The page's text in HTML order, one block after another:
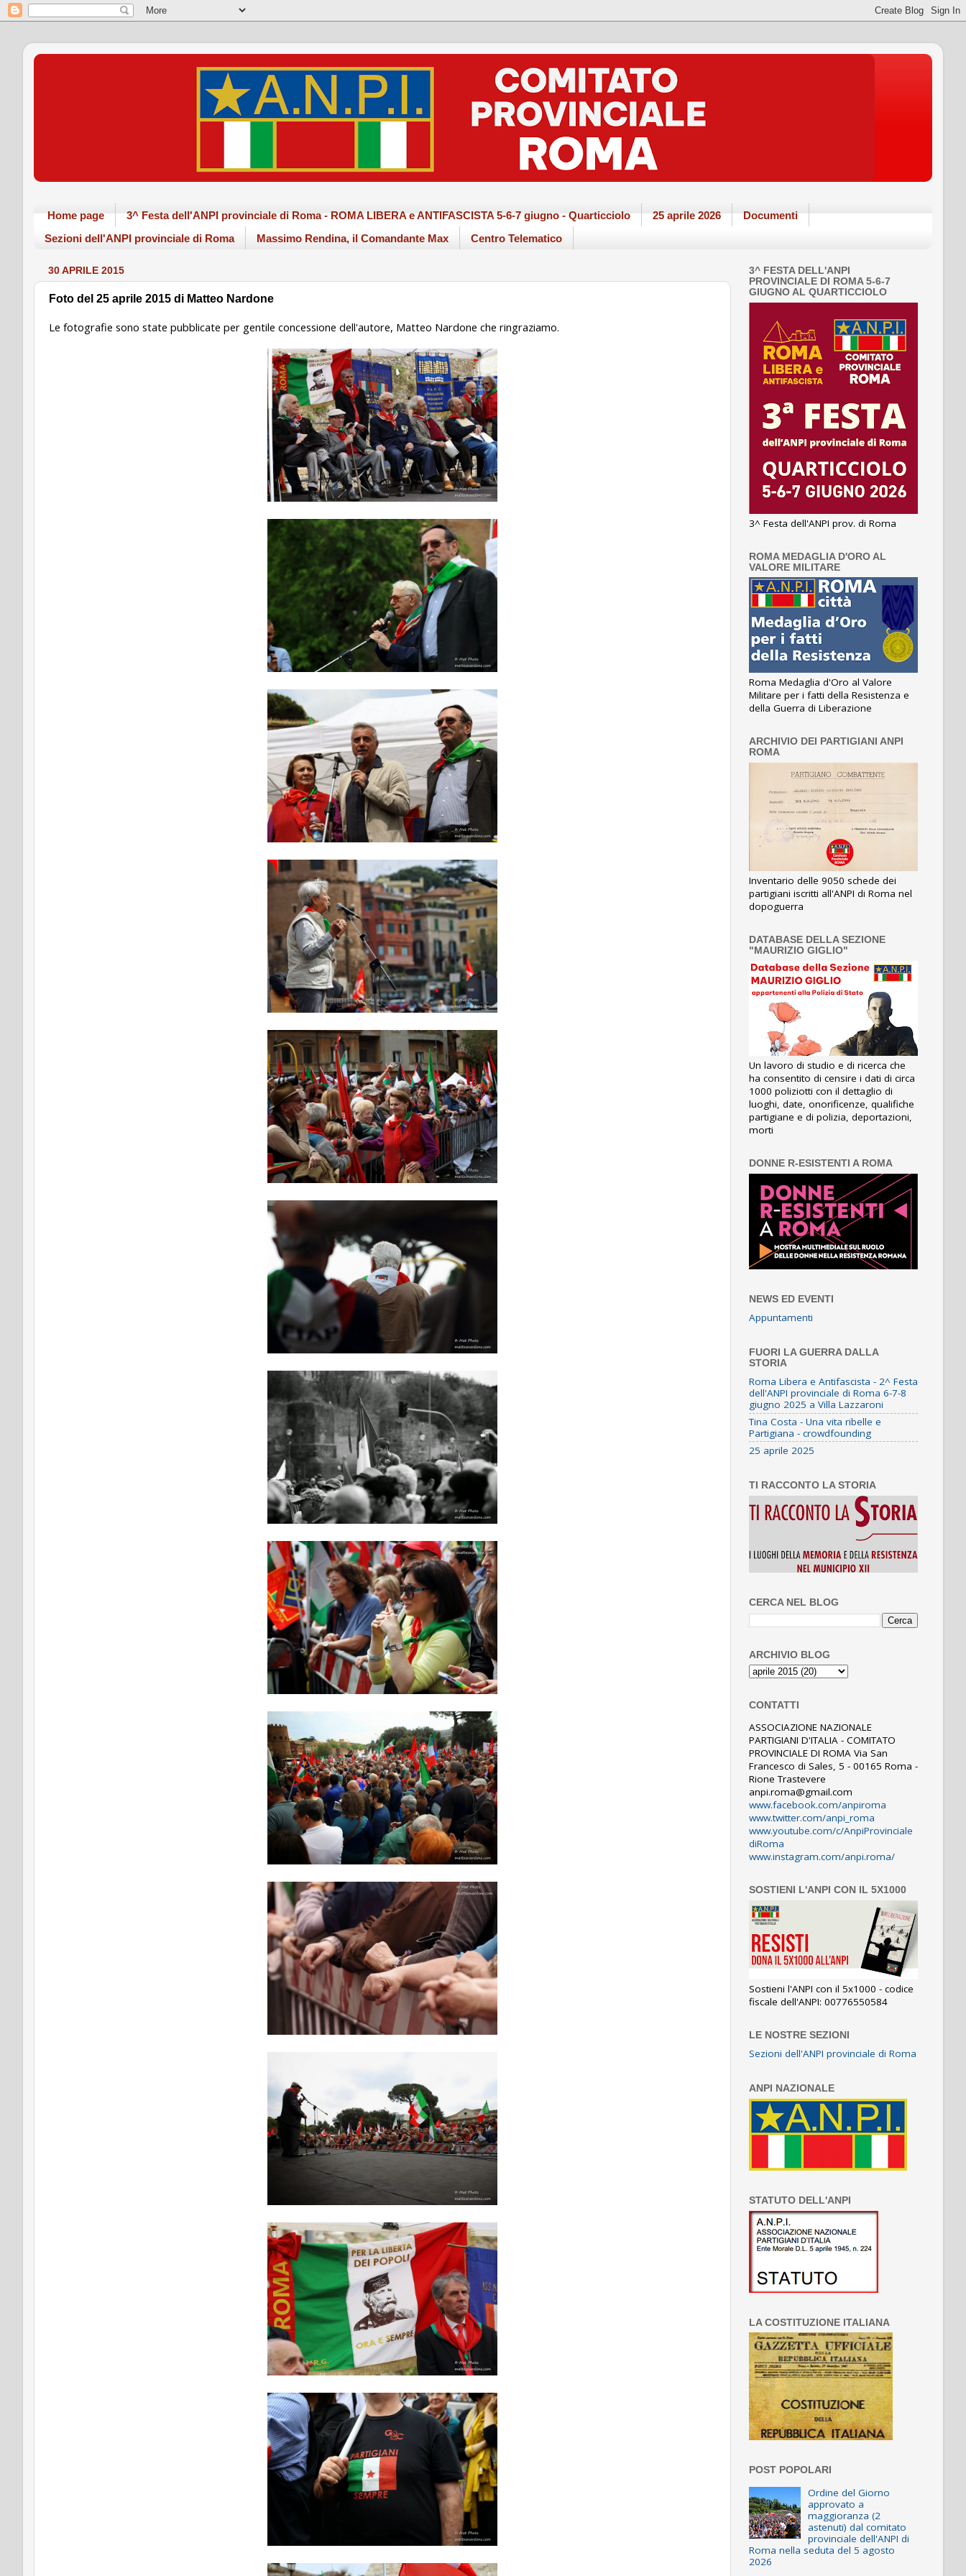
Home page 3^ Festa dell'ANPI provinciale di Roma - ROMA LIBERA e ANTIFASCISTA 5-6-7 giugno - Quarticciolo 25 aprile 2026
Documenti
Sezioni dell'ANPI provinciale di Roma
Massimo Rendina, il Comandante Max Centro Telematico
30 APRILE 2015
Foto del 25 aprile 2015 di Matteo Nardone
Le fotografie sono state pubblicate per gentile concessione dell'autore, Matteo Nardone che ringraziamo.
3^ FESTA DELL'ANPI
PROVINCIALE DI ROMA 5-6-7
GIUGNO AL QUARTICCIOLO
3^ Festa dell'ANPI prov. di Roma
ROMA MEDAGLIA D'ORO AL
VALORE MILITARE
Roma Medaglia d'Oro al Valore
Militare per i fatti della Resistenza e
della Guerra di Liberazione
ARCHIVIO DEI PARTIGIANI ANPI
ROMA
Inventario delle 9050 schede dei
partigiani iscritti all'ANPI di Roma nel
dopoguerra
DATABASE DELLA SEZIONE
"MAURIZIO GIGLIO"
Un lavoro di studio e di ricerca che
ha consentito di censire i dati di circa
1000 poliziotti con il dettaglio di
luoghi, date, onorificenze, qualifiche
partigiane e di polizia, deportazioni,
morti
DONNE R-ESISTENTI A ROMA
NEWS ED EVENTI
Appuntamenti
FUORI LA GUERRA DALLA
STORIA
Roma Libera e Antifascista - 2^ Festa
dell'ANPI provinciale di Roma 6-7-8
giugno 2025 a Villa Lazzaroni
Tina Costa - Una vita ribelle e
Partigiana - crowdfounding
25 aprile 2025
TI RACCONTO LA STORIA
CERCA NEL BLOG
ARCHIVIO BLOG
CONTATTI
ASSOCIAZIONE NAZIONALE
PARTIGIANI D'ITALIA - COMITATO
PROVINCIALE DI ROMA Via San
Francesco di Sales, 5 - 00165 Roma -
Rione Trastevere
anpi.roma@gmail.com
www.facebook.com/anpiroma
www.twitter.com/anpi_roma
www.youtube.com/c/AnpiProvinciale
diRoma
www.instagram.com/anpi.roma/
SOSTIENI L'ANPI CON IL 5X1000
Sostieni l'ANPI con il 5x1000 - codice
fiscale dell'ANPI: 00776550584
LE NOSTRE SEZIONI
Sezioni dell'ANPI provinciale di Roma
ANPI NAZIONALE
STATUTO DELL'ANPI
LA COSTITUZIONE ITALIANA
POST POPOLARI
Ordine del Giorno
approvato a
maggioranza (2
astenuti) dal comitato
provinciale dell'ANPI di
Roma nella seduta del 5 agosto
2026